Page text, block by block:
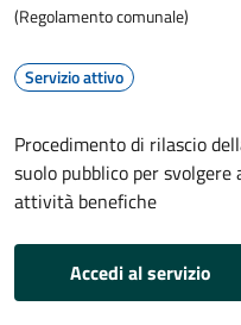
(Regolamento comunale)
Servizio attivo
Procedimento di rilascio
suolo pubblico per
attività benefiche
Accedi al servizio